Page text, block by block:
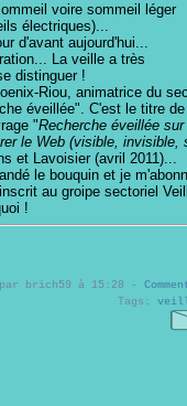
voire sommeil léger
électriques)...
d'avant aujourd'hui...
La veille a très
distinguer !
Riou, animatrice du
éveillée". C'est le titre
"Recherche éveillée
le Web (visible, invisible,
et Lavoisier (avril 2011)...
le bouquin et je
au groipe sectoriel
!
par brich59 à 15:28 -
Tags: